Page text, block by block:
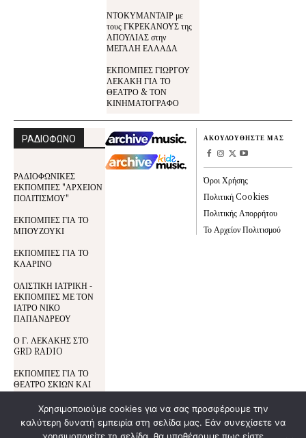
ΝΤΟΚΥΜΑΝΤΑΙΡ με
τους ΓΚΡΕΚΑΝΟΥΣ της
ΑΠΟΥΛΙΑΣ στην
ΜΕΓΑΛΗ ΕΛΛΑΔΑ
ΕΚΠΟΜΠΕΣ ΓΙΩΡΓΟΥ
ΛΕΚΑΚΗ ΓΙΑ ΤΟ
ΘΕΑΤΡΟ & ΤΟΝ
ΚΙΝΗΜΑΤΟΓΡΑΦΟ
ΡΑΔΙΟΦΩΝΟ
ΡΑΔΙΟΦΩΝΙΚΕΣ
ΕΚΠΟΜΠΕΣ "ΑΡΧΕΙΟΝ
ΠΟΛΙΤΙΣΜΟΥ"
ΕΚΠΟΜΠΕΣ ΓΙΑ ΤΟ
ΜΠΟΥΖΟΥΚΙ
ΕΚΠΟΜΠΕΣ ΓΙΑ ΤΟ
ΚΛΑΡΙΝΟ
ΟΛΙΣΤΙΚΗ ΙΑΤΡΙΚΗ -
ΕΚΠΟΜΠΕΣ ΜΕ ΤΟΝ
ΙΑΤΡΟ ΝΙΚΟ
ΠΑΠΑΝΔΡΕΟΥ
Ο Γ. ΛΕΚΑΚΗΣ ΣΤΟ
GRD RADIO
ΕΚΠΟΜΠΕΣ ΓΙΑ ΤΟ
ΘΕΑΤΡΟ ΣΚΙΩΝ ΚΑΙ
ΤΟΝ ΚΑΡΑΓΚΙΟΖΗ
ΑΚΟΥΛΟΥΘΗΣΤΕ ΜΑΣ
Όροι Χρήσης
Πολιτική Cookies
Πολιτικής Απορρήτου
Το Αρχείον Πολιτισμού
© All Rights Reserved | Development By Όροι Χρήσης
Χρησιμοποιούμε cookies για να σας προσφέρουμε την
καλύτερη δυνατή εμπειρία στη σελίδα μας. Εάν συνεχίσετε να